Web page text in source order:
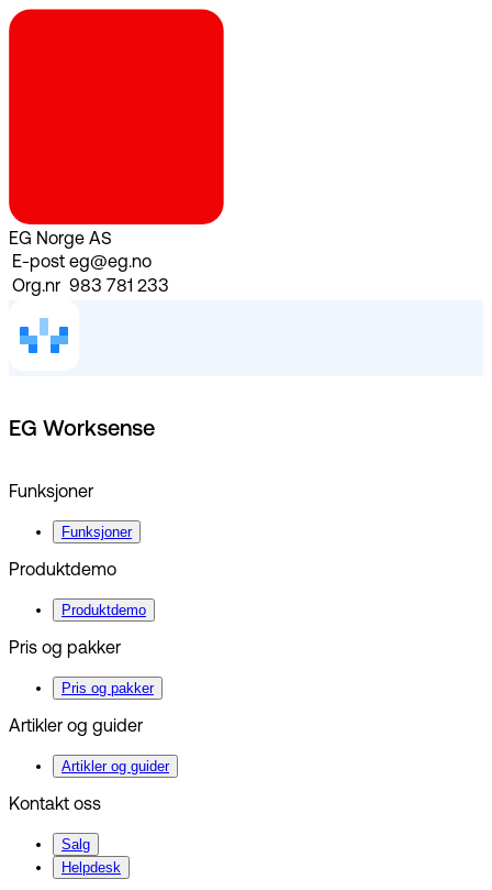
EG Norge AS
E-post eg@eg.no
Org.nr 983 781 233
EG Worksense
Funksjoner
Funksjoner
Produktdemo
Produktdemo
Pris og pakker
Pris og pakker
Artikler og guider
Artikler og guider
Kontakt oss
Salg
Helpdesk